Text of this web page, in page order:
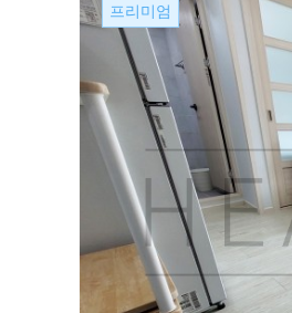
프리미엄